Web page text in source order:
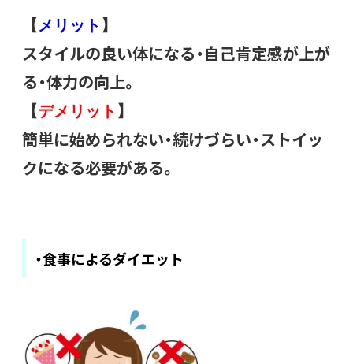
【 メリット 】
スタイルの良い体になる・自己肯定感が上が
る・体力の向上。
【デメリット 】
簡単に始められない・続けづらい・ストイッ
クになる必要がある。
・食事によるダイエット